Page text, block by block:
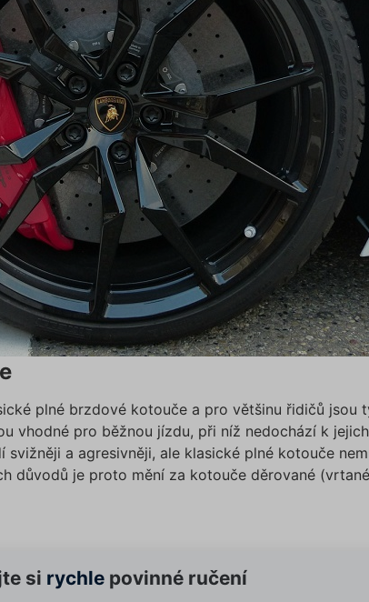
plné brzdové kotouče a pro většinu řidičů jsou
vhodné pro běžnou jízdu, při níž nedochází k jejich
svižněji a agresivněji, ale klasické plné kotouče
důvodů je proto mění za kotouče děrované
si rychlepovinné ručení